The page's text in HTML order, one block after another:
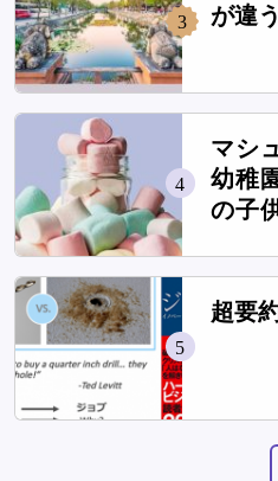
3 が違
4
マシ
幼稚
の子
5
超要